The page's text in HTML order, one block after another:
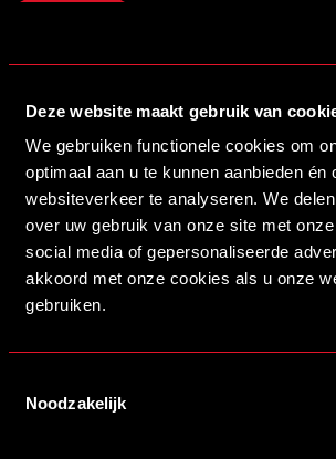
Deze website maakt gebruik van
We gebruiken functionele cookies om
optimaal aan u te kunnen aanbieden én
websiteverkeer te analyseren. We
over uw gebruik van onze site met
social media of gepersonaliseerde
akkoord met onze cookies als u onze
gebruiken.
Noodzakelijk